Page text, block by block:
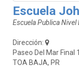
Escuela
Escuela Publica
Dirección:
Paseo Del Mar Final
TOA BAJA, PR